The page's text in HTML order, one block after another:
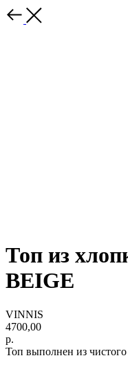
Топ из
BEIGE
VINNIS
4700,00
р.
Топ выполнен из